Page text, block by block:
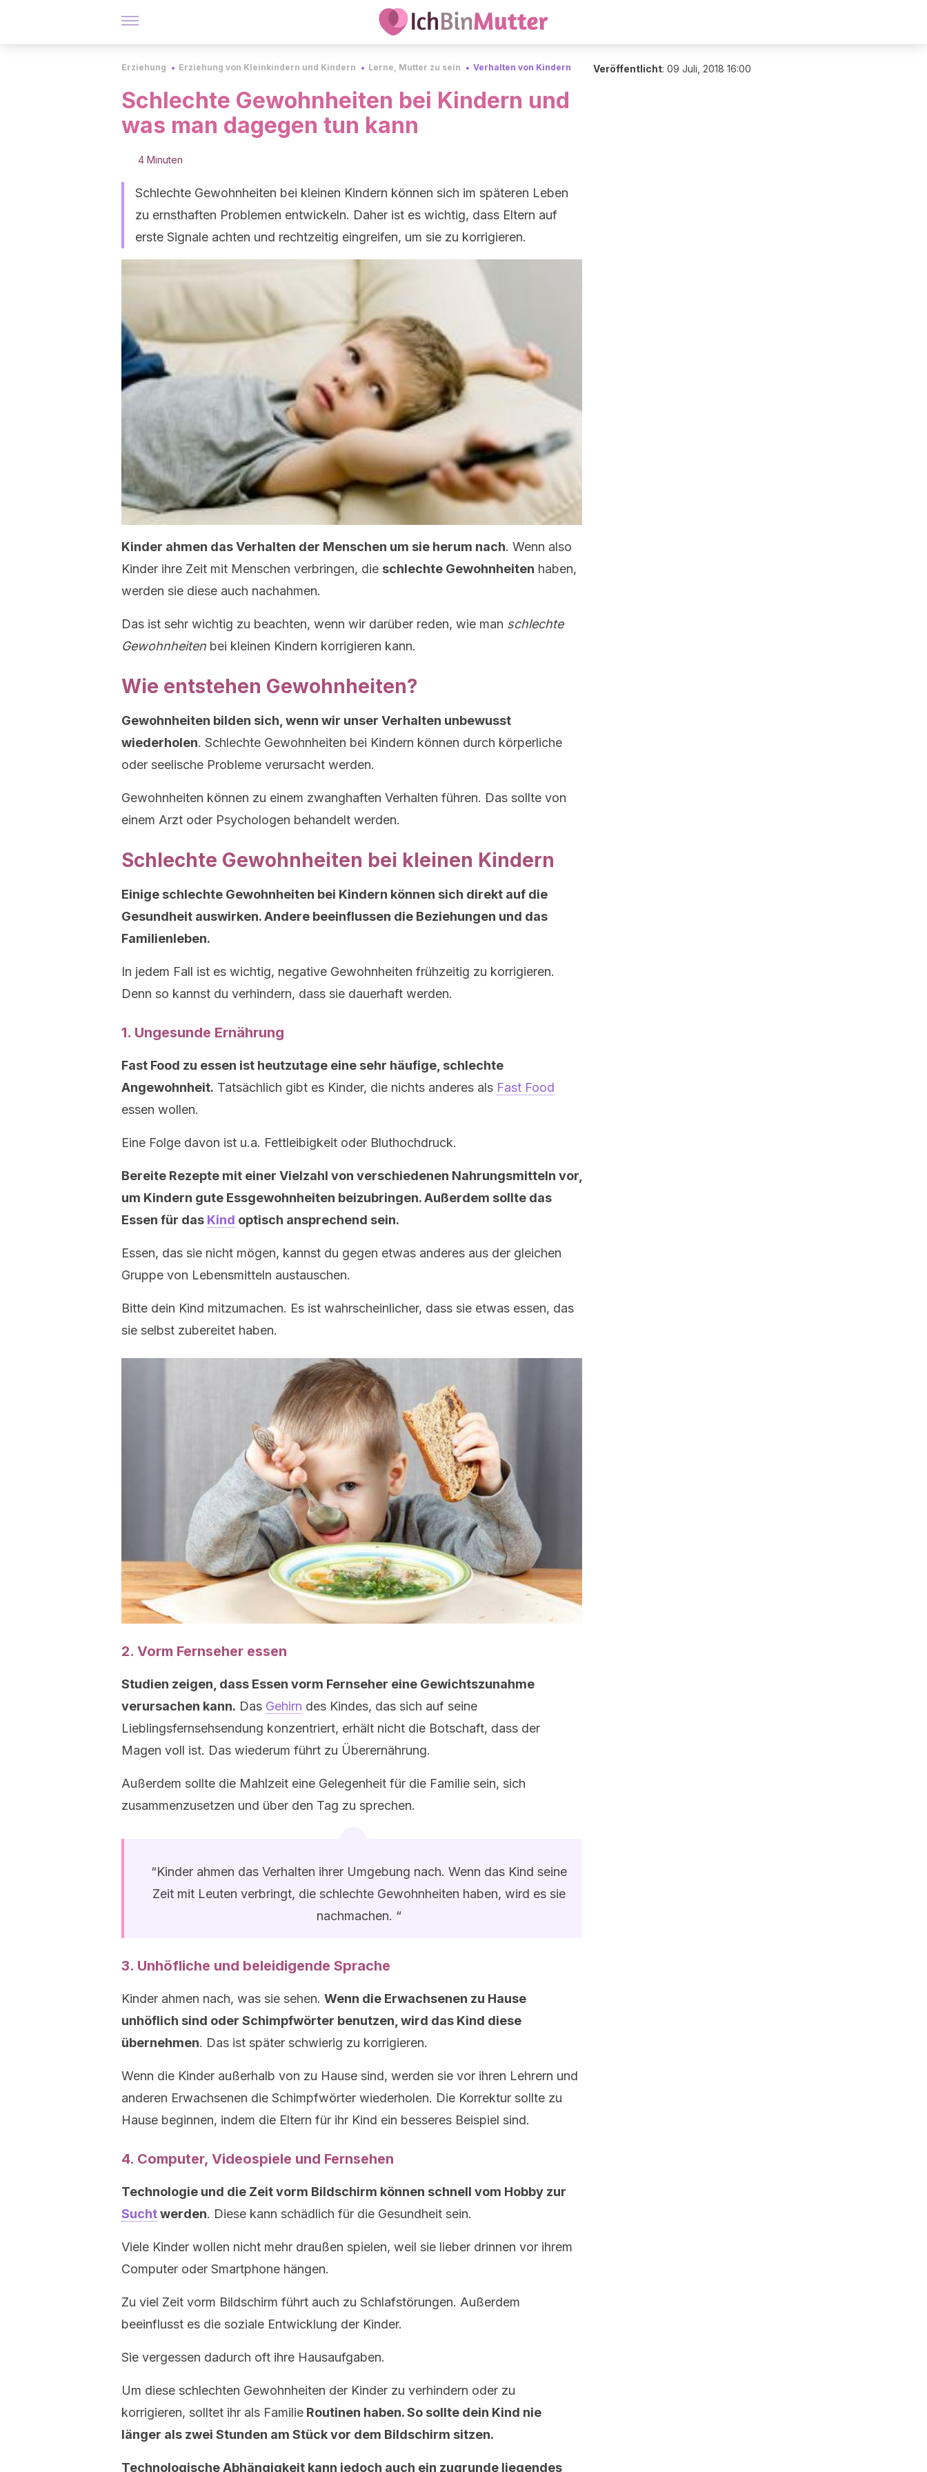
Erziehung Erziehung von Kleinkindern und Kindern Lerne, Mutter zu sein Verhalten von Kindern
Schlechte Gewohnheiten bei Kindern und
was man dagegen tun kann
4 Minuten
Schlechte Gewohnheiten bei kleinen Kindern können sich im späteren Leben
zu ernsthaften Problemen entwickeln. Daher ist es wichtig, dass Eltern auf
erste Signale achten und rechtzeitig eingreifen, um sie zu korrigieren.
Kinder ahmen das Verhalten der Menschen um sie herum nach. Wenn also
Kinder ihre Zeit mit Menschen verbringen, die schlechte Gewohnheiten haben,
werden sie diese auch nachahmen.
Das ist sehr wichtig zu beachten, wenn wir darüber reden, wie man schlechte
Gewohnheiten bei kleinen Kindern korrigieren kann.
Wie entstehen Gewohnheiten?
Gewohnheiten bilden sich, wenn wir unser Verhalten unbewusst
wiederholen. Schlechte Gewohnheiten bei Kindern können durch körperliche
oder seelische Probleme verursacht werden.
Gewohnheiten können zu einem zwanghaften Verhalten führen. Das sollte von
einem Arzt oder Psychologen behandelt werden.
Schlechte Gewohnheiten bei kleinen Kindern
Einige schlechte Gewohnheiten bei Kindern können sich direkt auf die
Gesundheit auswirken. Andere beeinflussen die Beziehungen und das
Familienleben.
In jedem Fall ist es wichtig, negative Gewohnheiten frühzeitig zu korrigieren.
Denn so kannst du verhindern, dass sie dauerhaft werden.
1. Ungesunde Ernährung
Fast Food zu essen ist heutzutage eine sehr häufige, schlechte
Angewohnheit. Tatsächlich gibt es Kinder, die nichts anderes als Fast Food
essen wollen.
Eine Folge davon ist u.a. Fettleibigkeit oder Bluthochdruck.
Bereite Rezepte mit einer Vielzahl von verschiedenen Nahrungsmitteln vor,
um Kindern gute Essgewohnheiten beizubringen. Außerdem sollte das
Essen für das Kind optisch ansprechend sein.
Essen, das sie nicht mögen, kannst du gegen etwas anderes aus der gleichen
Gruppe von Lebensmitteln austauschen.
Bitte dein Kind mitzumachen. Es ist wahrscheinlicher, dass sie etwas essen, das
sie selbst zubereitet haben.
2. Vorm Fernseher essen
Studien zeigen, dass Essen vorm Fernseher eine Gewichtszunahme
verursachen kann. Das Gehirn des Kindes, das sich auf seine
Lieblingsfernsehsendung konzentriert, erhält nicht die Botschaft, dass der
Magen voll ist. Das wiederum führt zu Überernährung.
Außerdem sollte die Mahlzeit eine Gelegenheit für die Familie sein, sich
zusammenzusetzen und über den Tag zu sprechen.
“Kinder ahmen das Verhalten ihrer Umgebung nach. Wenn das Kind seine
Zeit mit Leuten verbringt, die schlechte Gewohnheiten haben, wird es sie
nachmachen. “
3. Unhöfliche und beleidigende Sprache
Kinder ahmen nach, was sie sehen. Wenn die Erwachsenen zu Hause
unhöflich sind oder Schimpfwörter benutzen, wird das Kind diese
übernehmen. Das ist später schwierig zu korrigieren.
Wenn die Kinder außerhalb von zu Hause sind, werden sie vor ihren Lehrern und
anderen Erwachsenen die Schimpfwörter wiederholen. Die Korrektur sollte zu
Hause beginnen, indem die Eltern für ihr Kind ein besseres Beispiel sind.
4. Computer, Videospiele und Fernsehen
Technologie und die Zeit vorm Bildschirm können schnell vom Hobby zur
Suchtwerden. Diese kann schädlich für die Gesundheit sein.
Viele Kinder wollen nicht mehr draußen spielen, weil sie lieber drinnen vor ihrem
Computer oder Smartphone hängen.
Zu viel Zeit vorm Bildschirm führt auch zu Schlafstörungen. Außerdem
beeinflusst es die soziale Entwicklung der Kinder.
Sie vergessen dadurch oft ihre Hausaufgaben.
Um diese schlechten Gewohnheiten der Kinder zu verhindern oder zu
korrigieren, solltet ihr als Familie Routinen haben. So sollte dein Kind nie
länger als zwei Stunden am Stück vor dem Bildschirm sitzen.
Technologische Abhängigkeit kann jedoch auch ein zugrunde liegendes
Veröffentlicht: 09 Juli, 2018 16:00